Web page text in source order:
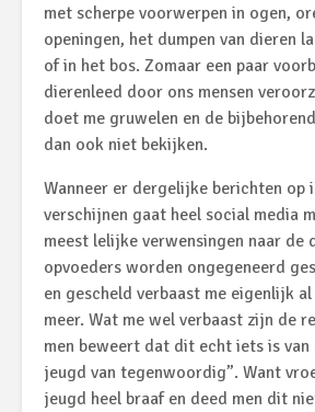
met scherpe voorwerpen in ogen,
openingen, het dumpen van dieren
of in het bos. Zomaar een paar
dierenleed door ons mensen
doet me gruwelen en de
dan ook niet bekijken.
Wanneer er dergelijke berichten op
verschijnen gaat heel social media
meest lelijke verwensingen naar de
opvoeders worden ongegeneerd
en gescheld verbaast me eigenlijk
meer. Wat me wel verbaast zijn de
men beweert dat dit echt iets is van
jeugd van tegenwoordig”. Want
jeugd heel braaf en deed men dit